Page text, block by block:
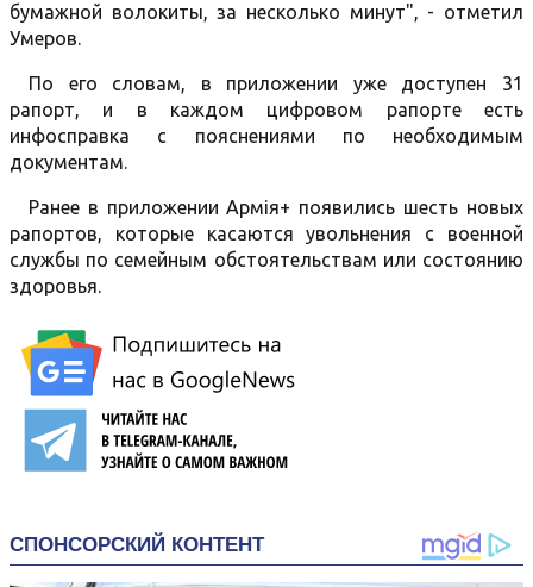
бумажной волокиты, за несколько минут", - отметил
Умеров.
По его словам, в приложении уже доступен 31
рапорт, и в каждом цифровом рапорте есть
инфосправка с пояснениями по необходимым
документам.
Ранее в приложении Армія+ появились шесть новых
рапортов, которые касаются увольнения с военной
службы по семейным обстоятельствам или состоянию
здоровья.